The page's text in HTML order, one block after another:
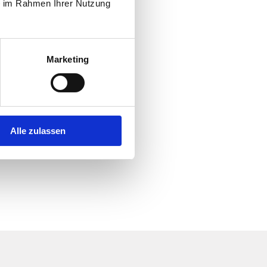
Rahmen Ihrer Nutzung
Marketing
Alle zulassen